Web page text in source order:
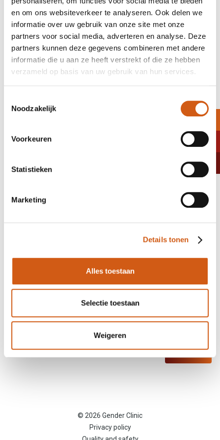
en om ons websiteverkeer te analyseren. Ook delen we
informatie over uw gebruik van onze site met onze
partners voor social media, adverteren en analyse. Deze
partners kunnen deze gegevens combineren met andere
informatie die u aan ze heeft verstrekt of die ze hebben
verzameld op basis van uw gebruik van hun services.
Noodzakelijk
Voorkeuren
Statistieken
Marketing
Details tonen
Alles toestaan
Selectie toestaan
Weigeren
question, please complete the contact form and we will call you
back as soon as possible.
Biltseweg 14
3735 ME Bosch en Duin
The Netherlands
Name
I am aware of and consent to Gender Clinic'sprivacy policy.
Submit
© 2026 Gender Clinic
Privacy policy